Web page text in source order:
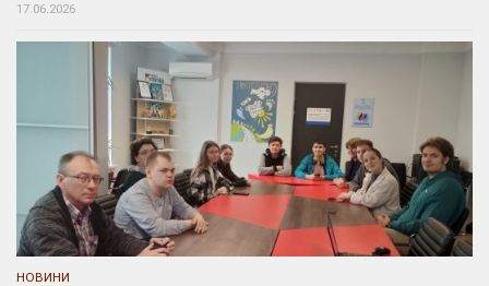
17.06.2026
НОВИНИ